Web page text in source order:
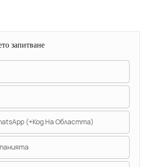
запитване
(+Код На Областта)